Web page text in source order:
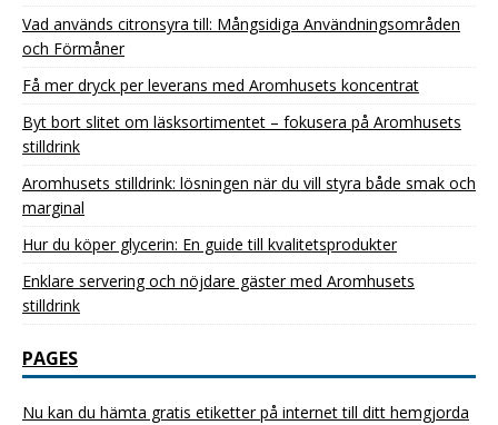
Vad används citronsyra till: Mångsidiga Användningsområden
och Förmåner
Få mer dryck per leverans med Aromhusets koncentrat
Byt bort slitet om läsksortimentet – fokusera på Aromhusets
stilldrink
Aromhusets stilldrink: lösningen när du vill styra både smak och
marginal
Hur du köper glycerin: En guide till kvalitetsprodukter
Enklare servering och nöjdare gäster med Aromhusets
stilldrink
PAGES
Nu kan du hämta gratis etiketter på internet till ditt hemgjorda